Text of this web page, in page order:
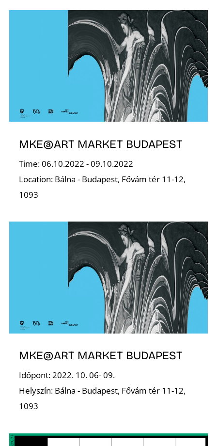
MKE@ART MARKET BUDAPEST
Time: 06.10.2022 - 09.10.2022
Location: Bálna - Budapest, Fővám tér 11-12,
1093
MKE@ART MARKET BUDAPEST
Időpont: 2022. 10. 06- 09.
Helyszín: Bálna - Budapest, Fővám tér 11-12,
1093